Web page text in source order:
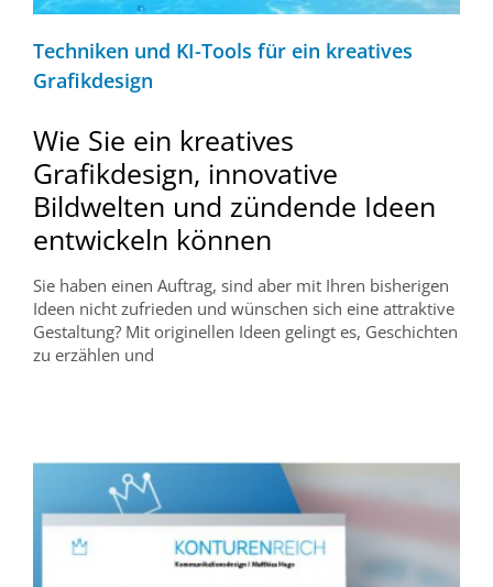
Techniken und KI-Tools für ein kreatives
Grafikdesign
Wie Sie ein kreatives
Grafikdesign, innovative
Bildwelten und zündende Ideen
entwickeln können
Sie haben einen Auftrag, sind aber mit Ihren bisherigen
Ideen nicht zufrieden und wünschen sich eine attraktive
Gestaltung? Mit originellen Ideen gelingt es, Geschichten
zu erzählen und